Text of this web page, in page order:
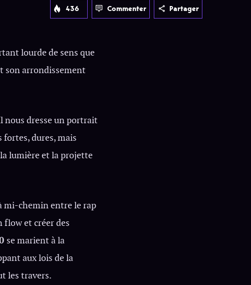
436 Commenter Partager
lourde de sens que
son arrondissement
nous dresse un portrait
dures, mais
la lumière et la projette
mi-chemin entre le rap
flow et créer des
se marient à la
aux lois de la
les travers.